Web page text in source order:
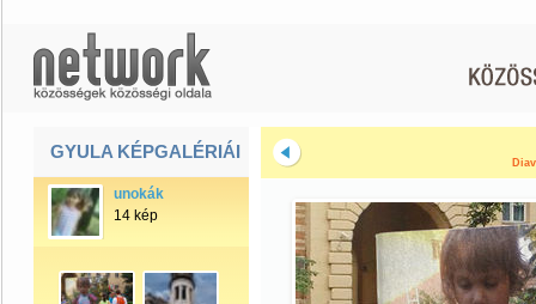
GYULA KÉPGALÉRIÁI
unokák
14 kép